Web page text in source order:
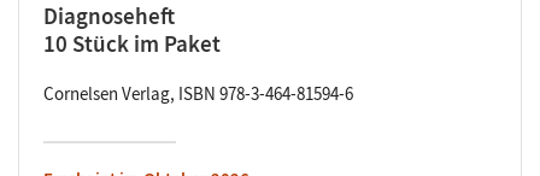
Diagnoseheft
10 Stück im Paket
Cornelsen Verlag, ISBN 978-3-464-81594-6